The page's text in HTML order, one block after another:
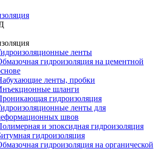
ленты
гидроизоляция на цементной
ленты, пробки
шланги
гидроизоляция
ленты для
швов
и эпоксидная гидроизоляция
гидроизоляция
гидроизоляция на органической